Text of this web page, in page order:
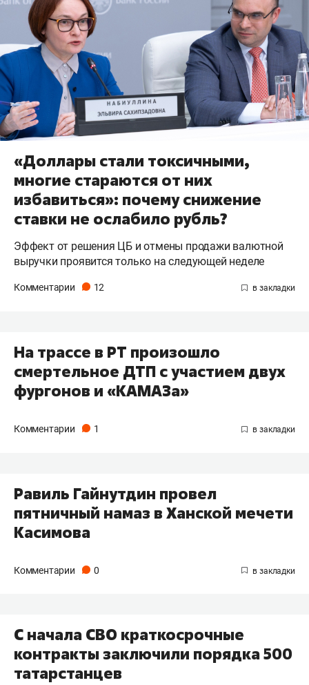
«Доллары стали токсичными,
многие стараются от них
избавиться»: почему снижение
ставки не ослабило рубль?
Эффект от решения ЦБ и отмены продажи валютной
выручки проявится только на следующей неделе
Комментарии 12
На трассе в РТ произошло
смертельное ДТП с участием двух
фургонов и «КАМАЗа»
Комментарии 1
Равиль Гайнутдин провел
пятничный намаз в Ханской мечети
Касимова
Комментарии 0
С начала СВО краткосрочные
контракты заключили порядка 500
татарстанцев